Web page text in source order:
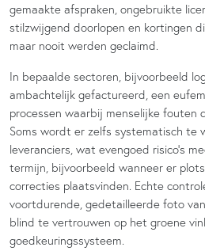
gemaakte afspraken, ongebruikte
stilzwijgend doorlopen en kortingen
maar nooit werden geclaimd.
In bepaalde sectoren, bijvoorbeeld
ambachtelijk gefactureerd, een
processen waarbij menselijke fouten
Soms wordt er zelfs systematisch te
leveranciers, wat evengoed risico’s
termijn, bijvoorbeeld wanneer er
correcties plaatsvinden. Echte
voortdurende, gedetailleerde foto
blind te vertrouwen op het groene
goedkeuringssysteem.